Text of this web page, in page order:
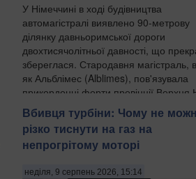
У Німеччині в ході будівництва
автомагістралі виявлено 90-метрову
ділянку давньоримської дороги
двохтисячолітньої давності, що
збереглася. Стародавня магістраль,
як Альблімес (Alblimes), пов'язувала
прикордонні форти провінції Верхня
Вбивця турбіни: Чому не
різко тиснути на газ на
непрогрітому моторі
неділя, 9 серпень 2026, 15:14